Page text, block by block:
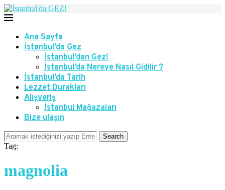
Ana Sayfa
İstanbul’da Gez
İstanbul’dan Gez!
İstanbul’da Nereye Nasıl Gidilir ?
İstanbul’da Tarih
Lezzet Durakları
Alışveriş
İstanbul Mağazaları
Bize ulaşın
Search
Tag:
magnolia